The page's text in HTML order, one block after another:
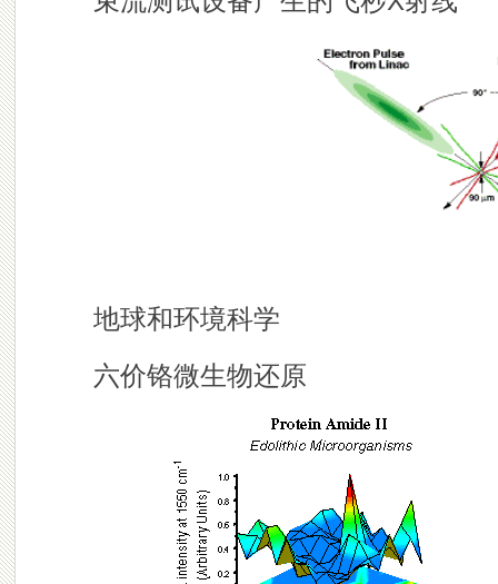
地球和环境科学
六价铬微生物还原